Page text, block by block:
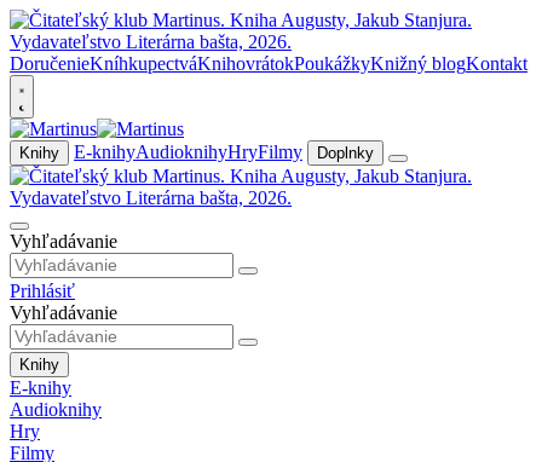
DoručenieKníhkupectváKnihovrátokPoukážkyKnižný blogKontakt
Knihy E-knihyAudioknihyHryFilmy Doplnky
Vyhľadávanie
Prihlásiť
Vyhľadávanie
Knihy
E-knihy
Audioknihy
Hry
Filmy